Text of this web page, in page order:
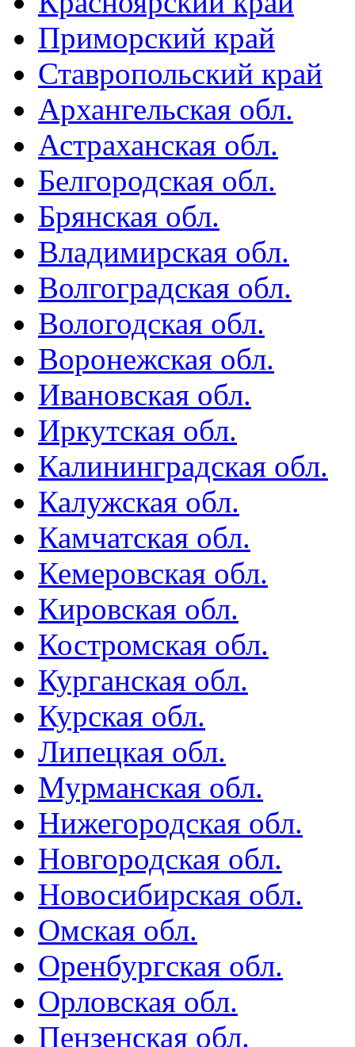
Приморский край
Ставропольский край
Архангельская обл.
Астраханская обл.
Белгородская обл.
Брянская обл.
Владимирская обл.
Волгоградская обл.
Вологодская обл.
Воронежская обл.
Ивановская обл.
Иркутская обл.
Калининградская обл.
Калужская обл.
Камчатская обл.
Кемеровская обл.
Кировская обл.
Костромская обл.
Курганская обл.
Курская обл.
Липецкая обл.
Мурманская обл.
Нижегородская обл.
Новгородская обл.
Новосибирская обл.
Омская обл.
Оренбургская обл.
Орловская обл.
Пензенская обл.